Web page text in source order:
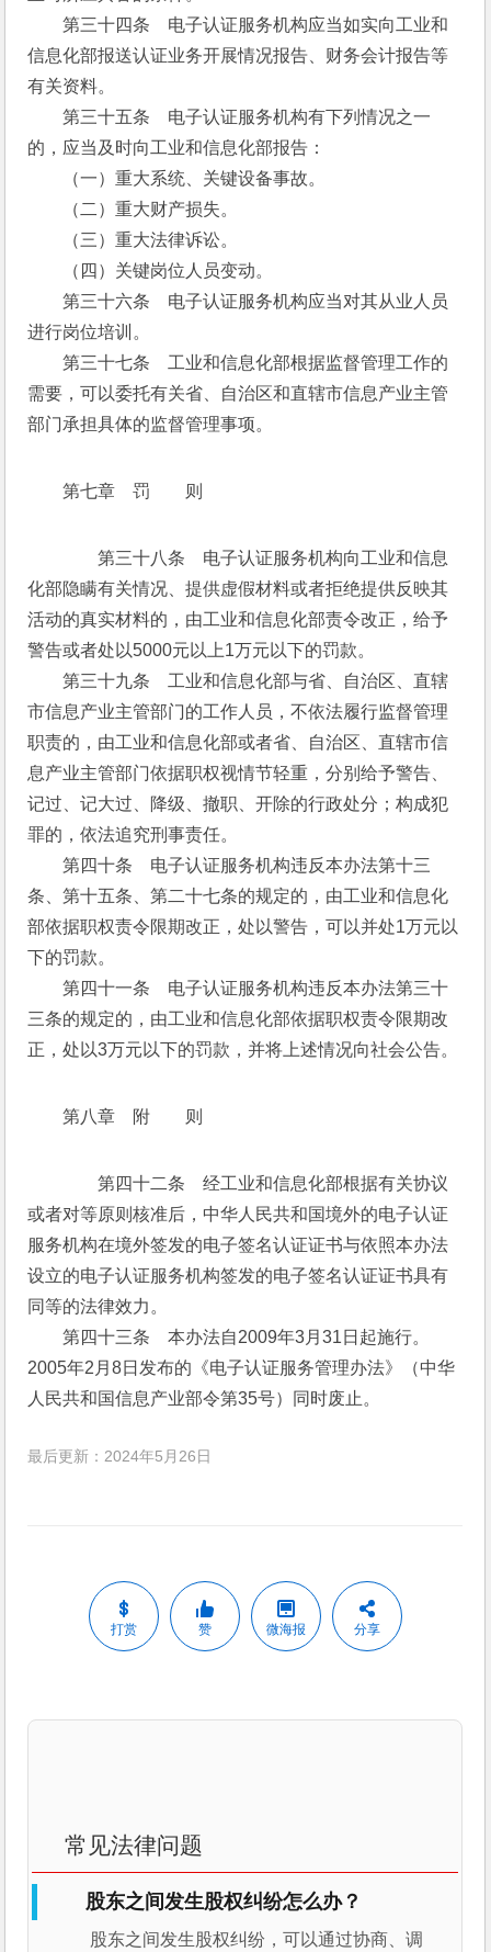
第三十四条　电子认证服务机构应当如实向工业和
信息化部报送认证业务开展情况报告、财务会计报告等
有关资料。
第三十五条　电子认证服务机构有下列情况之一
的，应当及时向工业和信息化部报告：
（一）重大系统、关键设备事故。
（二）重大财产损失。
（三）重大法律诉讼。
（四）关键岗位人员变动。
第三十六条　电子认证服务机构应当对其从业人员
进行岗位培训。
第三十七条　工业和信息化部根据监督管理工作的
需要，可以委托有关省、自治区和直辖市信息产业主管
部门承担具体的监督管理事项。
第七章　罚　　则
第三十八条　电子认证服务机构向工业和信息
化部隐瞒有关情况、提供虚假材料或者拒绝提供反映其
活动的真实材料的，由工业和信息化部责令改正，给予
警告或者处以5000元以上1万元以下的罚款。
第三十九条　工业和信息化部与省、自治区、直辖
市信息产业主管部门的工作人员，不依法履行监督管理
职责的，由工业和信息化部或者省、自治区、直辖市信
息产业主管部门依据职权视情节轻重，分别给予警告、
记过、记大过、降级、撤职、开除的行政处分；构成犯
罪的，依法追究刑事责任。
第四十条　电子认证服务机构违反本办法第十三
条、第十五条、第二十七条的规定的，由工业和信息化
部依据职权责令限期改正，处以警告，可以并处1万元以
下的罚款。
第四十一条　电子认证服务机构违反本办法第三十
三条的规定的，由工业和信息化部依据职权责令限期改
正，处以3万元以下的罚款，并将上述情况向社会公告。
第八章　附　　则
第四十二条　经工业和信息化部根据有关协议
或者对等原则核准后，中华人民共和国境外的电子认证
服务机构在境外签发的电子签名认证证书与依照本办法
设立的电子认证服务机构签发的电子签名认证证书具有
同等的法律效力。
第四十三条　本办法自2009年3月31日起施行。
2005年2月8日发布的《电子认证服务管理办法》（中华
人民共和国信息产业部令第35号）同时废止。
最后更新：2024年5月26日
打赏 赞 微海报 分享
常见法律问题
股东之间发生股权纠纷怎么办？
股东之间发生股权纠纷，可以通过协商、调